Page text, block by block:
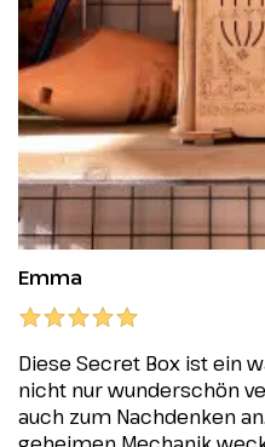
Emma
Diese Secret Box ist ein
nicht nur wunderschön
auch zum Nachdenken